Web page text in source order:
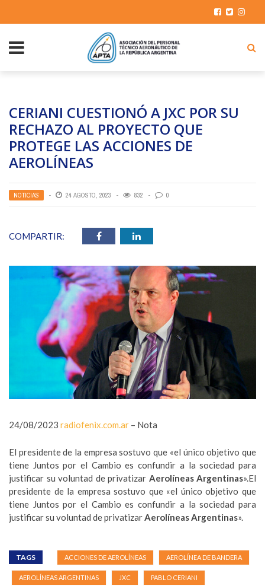
CERIANI CUESTIONÓ A JXC POR SU
RECHAZO AL PROYECTO QUE
PROTEGE LAS ACCIONES DE
AEROLÍNEAS
NOTICIAS 24 AGOSTO, 2023 832 0
COMPARTIR:
24/08/2023 radiofenix.com.ar – Nota
El presidente de la empresa sostuvo que «el único objetivo que
tiene Juntos por el Cambio es confundir a la sociedad para
justificar su voluntad de privatizar Aerolíneas Argentinas».El
presidente de la empresa sostuvo que «el único objetivo que
tiene Juntos por el Cambio es confundir a la sociedad para
justificar su voluntad de privatizarAerolíneas Argentinas».
TAGS ACCIONES DE AEROLÍNEAS AEROLÍNEA DE BANDERA
AEROLÍNEAS ARGENTINAS JXC PABLO CERIANI